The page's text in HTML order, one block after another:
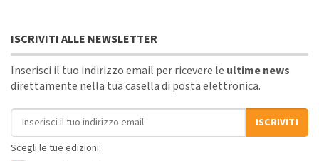
ISCRIVITI ALLE NEWSLETTER
Inserisci il tuo indirizzo email per ricevere le ultime news
direttamente nella tua casella di posta elettronica.
Indirizzo email
ISCRIVITI
Scegli le tue edizioni: